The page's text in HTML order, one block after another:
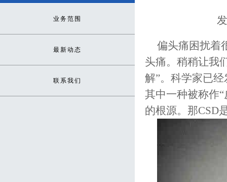
业务范围
最新动态
联系我们
偏头痛困扰着
头痛。稍稍让我
解”。科学家已
其中一种被称作
的根源。那CSD